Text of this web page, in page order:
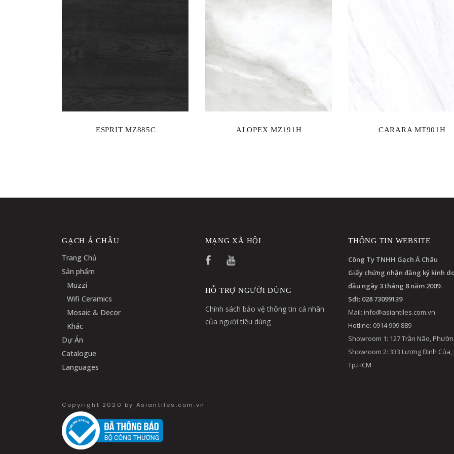
ESPRIT MZ885C ALOPEX MZ191H CARARA MT901H
GẠCH Á CHÂU
Trang Chủ
Sản phẩm
Muzzi
Wifi Ceramics
Mosaic & Decor
Khác
Dự Án
Catalogue
Languages
MẠNG XÃ HỘI
HỖ TRỢ NGƯỜI DÙNG
Chính sách bảo vệ thông tin cá nhân
của người tiêu dùng
THÔNG TIN WEBSITE
Công Ty TNHH Gạch Á Châu
Giấy chứng nhận đăng ký kinh
đầu ngày 3 tháng 8 năm 2009.
Sđt: 028 73099139
Mail: info@asiantiles.com.vn
Hotline: 0914 999 889
Showroom 1: 127 Trần Não,
Showroom 2: 333 Lương Định
Tp.HCM
Copyright 2020 by Asiantiles.com.vn